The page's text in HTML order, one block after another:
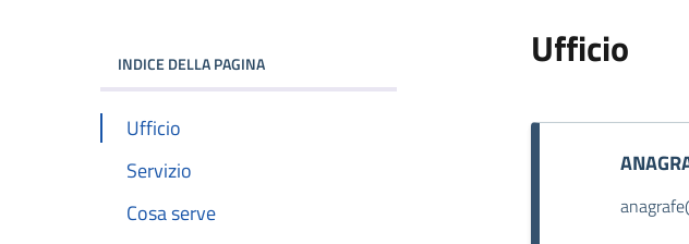
INDICE DELLA PAGINA
Ufficio
Servizio
Cosa serve
Ufficio